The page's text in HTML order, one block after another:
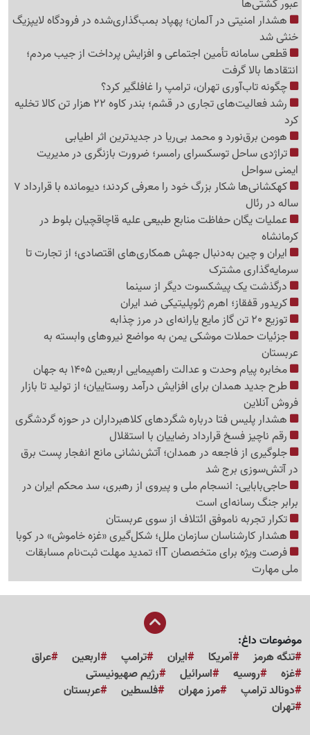
عبور کشتی‌ها
هشدار امنیتی در آلمان؛ پهپاد بمب‌گذاری‌شده در فرودگاه لایپزیگ
خنثی شد
قطعی سامانه تأمین اجتماعی و افزایش پرداخت از جیب مردم؛
انتقادها بالا گرفت
چگونه تاب‌آوری تهران، ترامپ را غافلگیر کرد؟
رشد فعالیت‌های تجاری در قشم؛ بندر کاوه 22 هزار تن کالا تخلیه
کرد
هومن برق‌نورد و محمد بی‌ریا در جدیدترین اثر اطیابی
تراژدی ساحل توسکسرای رامسر؛ ضرورت بازنگری در مدیریت
ایمنی سواحل
کهکشانی‌ها شکار بزرگ خود را معرفی کردند؛ دیومانده با قرارداد 7
ساله در رئال
عملیات یگان حفاظت منابع طبیعی علیه قاچاقچیان بلوط در
کرمانشاه
ایران و چین به‌دنبال جهش همکاری‌های اقتصادی؛ از تجارت تا
سرمایه‌گذاری مشترک
درگذشت یک پیشکسوت دیگر از سینما
کریدور قفقاز؛ اهرم ژئوپلیتیکی ضد ایران
توزیع 20 تن گاز مایع یارانه‌ای در مرز چذابه
جزئیات حملات موشکی یمن به مواضع نیروهای وابسته به
عربستان
مخابره پیام وحدت و عدالت راهپیمایی اربعین 1405 به جهان
طرح جدید همدان برای افزایش درآمد روستاییان؛ از تولید تا بازار
فروش آنلاین
هشدار پلیس فتا درباره شگردهای کلاهبرداران در حوزه گردشگری
رقم ناچیز فسخ قرارداد رضاییان با استقلال
جلوگیری از فاجعه در همدان؛ آتش‌نشانی مانع انفجار پست برق
در آتش‌سوزی برج شد
حاجی‌بابایی: انسجام ملی و پیروی از رهبری، سد محکم ایران در
برابر جنگ رسانه‌ای است
تکرار تجربه ناموفق ائتلاف از سوی عربستان
هشدار کارشناسان سازمان ملل؛ شکل‌گیری «غزه‌ خاموش» در کوبا
فرصت ویژه برای متخصصان IT؛ تمدید مهلت ثبت‌نام مسابقات
ملی مهارت
موضوعات داغ:
تنگه هرمز
آمریکا ایران ترامپ اربعین
عراق
غزه
روسیه اسرائیل
رژیم صهیونیستی
دونالد ترامپ
مرز مهران فلسطین
عربستان
تهران